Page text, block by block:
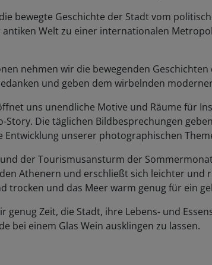
bewegte Geschichte der Stadt vom
Welt zu einer internationalen
nehmen wir die bewegenden
und geben dem wirbelnden
uns unendliche Motive und Räume für
Story. Die täglichen Bildbesprechungen
unserer photographischen
der Tourismusansturm der
Athenern und erschließt sich leichter und
trocken und das Meer warm genug für ein
genug Zeit, die Stadt, ihre Lebens- und
bei einem Glas Wein ausklingen zu lassen.